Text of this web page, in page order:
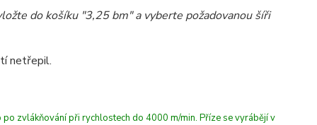
do košíku "3,25 bm" a vyberte požadovanou šíři
netřepil.
po zvlákňování při rychlostech do 4000 m/min. Příze se vyrábějí v